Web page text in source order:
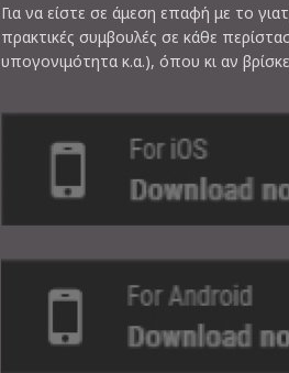
Για να είστε σε άμεση επαφή με το
πρακτικές συμβουλές σε κάθε
υπογονιμότητα κ.α.), όπου κι αν